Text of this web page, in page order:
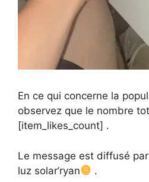
En ce qui concerne la
observez que le nombre
[item_likes_count] .
Le message est diffusé
luz solar’ryan
.